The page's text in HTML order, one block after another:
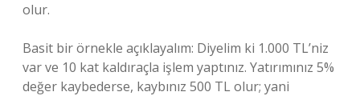
olur.
Basit bir örnekle açıklayalım: Diyelim ki 1.000 TL’niz
var ve 10 kat kaldıraçla işlem yaptınız. Yatırımınız 5%
değer kaybederse, kaybınız 500 TL olur; yani